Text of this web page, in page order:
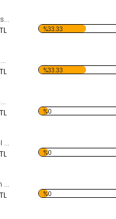
Ayna Nota Özel Kesim Saat
%33.33
Ayna Martılar Özel Kesim Saat
%33.33
Çiçek Temalı Desen Saat
%0
Ayna Pervane Özel Kesim Saat
%0
Ayna Fil Özel Kesim Saat
%0